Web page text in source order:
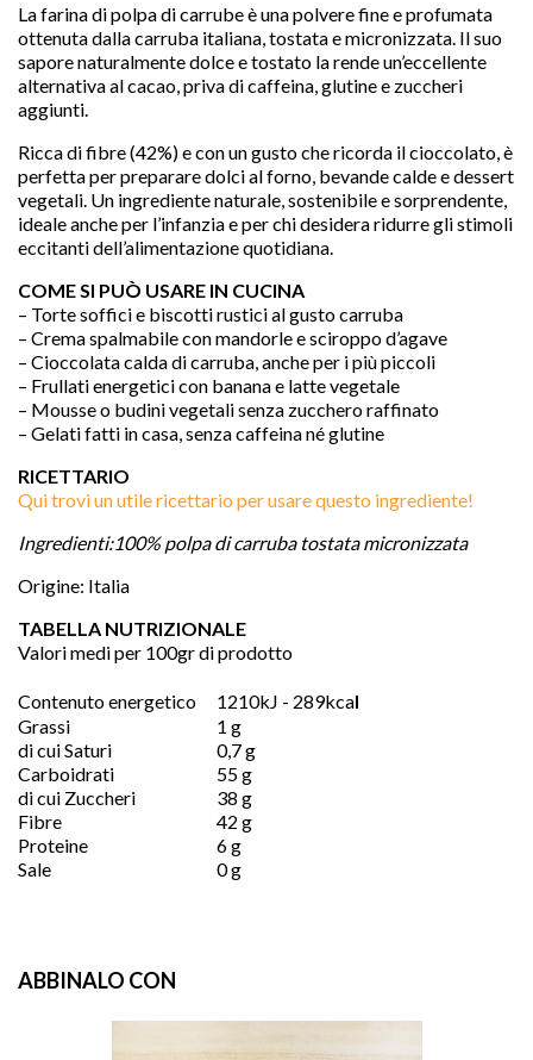

favorite
La farina di polpa di carrube è una polvere fine e profumata
ottenuta dalla carruba italiana, tostata e micronizzata. Il suo
sapore naturalmente dolce e tostato la rende un’eccellente
alternativa al cacao, priva di caffeina, glutine e zuccheri
aggiunti.
Ricca di fibre (42%) e con un gusto che ricorda il cioccolato, è
perfetta per preparare dolci al forno, bevande calde e dessert
vegetali. Un ingrediente naturale, sostenibile e sorprendente,
ideale anche per l’infanzia e per chi desidera ridurre gli stimoli
eccitanti dell’alimentazione quotidiana.
COME SI PUÒ USARE IN CUCINA
– Torte soffici e biscotti rustici al gusto carruba
– Crema spalmabile con mandorle e sciroppo d’agave
– Cioccolata calda di carruba, anche per i più piccoli
– Frullati energetici con banana e latte vegetale
– Mousse o budini vegetali senza zucchero raffinato
– Gelati fatti in casa, senza caffeina né glutine
RICETTARIO
Qui trovi un utile ricettario per usare questo ingrediente!
Ingredienti:100% polpa di carruba tostata micronizzata
Origine: Italia
TABELLA NUTRIZIONALE
Valori medi per 100gr di prodotto
Contenuto energetico 1210kJ - 289kcal
Grassi
di cui Saturi
1 g
0,7 g
Carboidrati
di cui Zuccheri
55 g
38 g
Fibre
42 g
Proteine
Sale
6 g
0 g
ABBINALO CON